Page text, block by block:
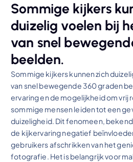
Sommige kijkers
duizelig voelen bij
van snel
beelden.
Sommige kijkers kunnen zich
van snel bewegende 360 graden
ervaring en de mogelijkheid om vrij
sommige mensen leiden tot een
duizeligheid. Dit fenomeen,
de kijkervaring negatief
gebruikers afschrikken van het
fotografie. Het is belangrijk voor